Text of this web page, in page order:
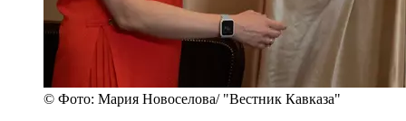
© Фото: Мария Новоселова/ "Вестник Кавказа"